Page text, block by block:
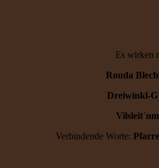
Es wirken
Rouda
Dreiwinkl-
Verbindende Worte: